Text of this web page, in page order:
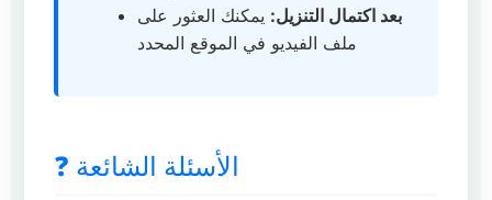
بعد اكتمال التنزيل: يمكنك العثور على
ملف الفيديو في الموقع المحدد
❓ الأسئلة الشائعة